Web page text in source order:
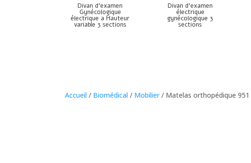
Divan d’examen
Gynécologique
électrique a Hauteur
variable 3 sections
Divan d’examen
électrique
gynécologique 3
sections
Accueil / Biomédical / Mobilier/ Matelas orthopédique 951